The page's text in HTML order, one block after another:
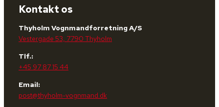
Kontakt os
Thyholm Vognmandforretning A/S
Vestergade 53, 7790 Thyholm
Tlf.:
+45 97 87 15 44
Email:
post@thyholm-vognmand.dk